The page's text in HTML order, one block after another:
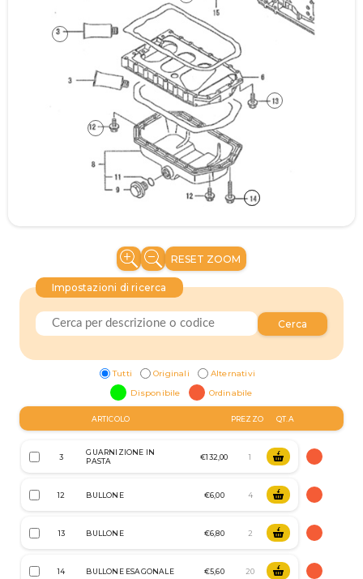
RESET ZOOM
Cerca
Impostazioni di ricerca
Tutti Originali
Alternativi
Disponibile
Ordinabile
ARTICOLO PREZZO QT.A
3
GUARNIZIONE IN
PASTA
€132,00
12 BULLONE €6,00
13 BULLONE €6,80
14 BULLONE ESAGONALE €5,60